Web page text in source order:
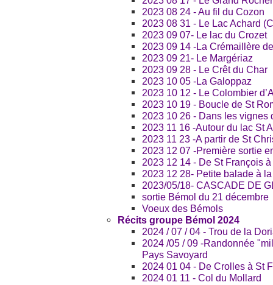
2023 08 24 - Au fil du Cozon
2023 08 31 - Le Lac Achard
2023 09 07- Le lac du Crozet
2023 09 14 -La Crémaillère
2023 09 21- Le Margériaz
2023 09 28 - Le Crêt du Char
2023 10 05 -La Galoppaz
2023 10 12 - Le Colombier
2023 10 19 - Boucle de St
2023 10 26 - Dans les vignes
2023 11 16 -Autour du lac St
2023 11 23 -A partir de St
2023 12 07 -Première sortie
2023 12 14 - De St François
2023 12 28- Petite balade à
2023/05/18- CASCADE DE
sortie Bémol du 21 décembre
Voeux des Bémols
Récits groupe Bémol 2024
2024 / 07 / 04 - Trou de la
2024 /05 / 09 -Randonnée
Pays Savoyard
2024 01 04 - De Crolles à St
2024 01 11 - Col du Mollard